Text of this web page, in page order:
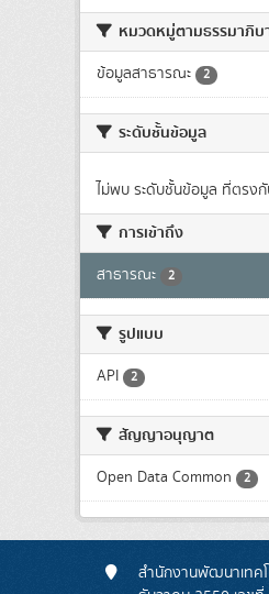
หมวดหมู่ตามธรรมาภิบ
ข้อมูลสาธารณะ 2
ระดับชั้นข้อมูล
ไม่พบ ระดับชั้นข้อมูล ที่ตรง
การเข้าถึง
สาธารณะ 2
รูปแบบ
API 2
สัญญาอนุญาต
Open Data Common 2
สำนักงานพัฒนาเทคโ